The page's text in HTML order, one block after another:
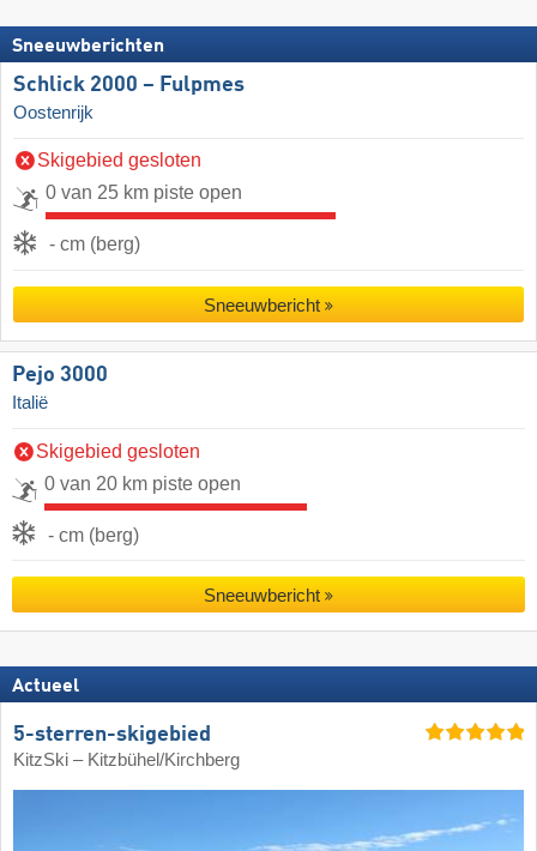
Sneeuwberichten
Schlick 2000 – Fulpmes
Oostenrijk
Skigebied gesloten
0 van 25 km piste open
- cm (berg)
Sneeuwbericht
Pejo 3000
Italië
Skigebied gesloten
0 van 20 km piste open
- cm (berg)
Sneeuwbericht
Actueel
5-sterren-skigebied
KitzSki – Kitzbühel/​Kirchberg